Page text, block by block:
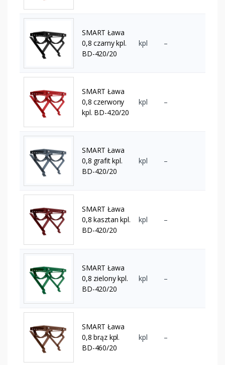
SMART Ława
0,8 czarny kpl.
BD-420/20
kpl –
SMART Ława
0,8 czerwony
kpl. BD-420/20
kpl –
SMART Ława
0,8 grafit kpl.
BD-420/20
kpl –
SMART Ława
0,8 kasztan kpl.
BD-420/20
kpl –
SMART Ława
0,8 zielony kpl.
BD-420/20
kpl –
SMART Ława
0,8 brąz kpl.
BD-460/20
kpl –